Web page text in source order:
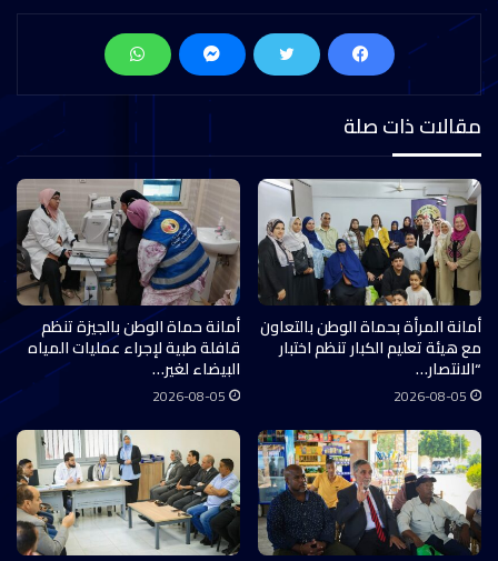
مقالات ذات صلة
أمانة المرأة بحماة الوطن بالتعاون
مع هيئة تعليم الكبار تنظم اختبار
“الانتصار…
2026-08-05
أمانة حماة الوطن بالجيزة تنظم
قافلة طبية لإجراء عمليات المياه
البيضاء لغير…
2026-08-05